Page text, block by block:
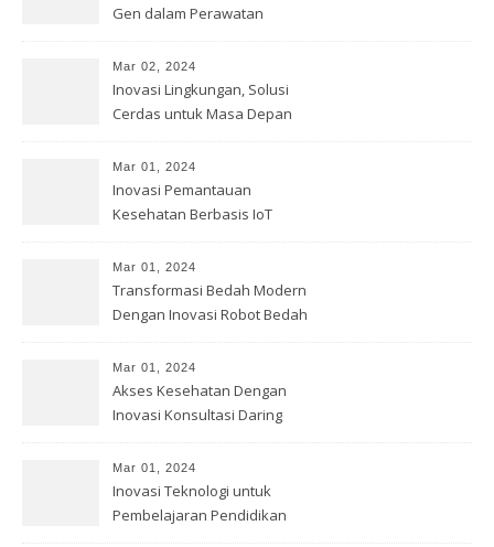
Gen dalam Perawatan
Mar 02, 2024
Inovasi Lingkungan, Solusi
Cerdas untuk Masa Depan
Mar 01, 2024
Inovasi Pemantauan
Kesehatan Berbasis IoT
Mar 01, 2024
Transformasi Bedah Modern
Dengan Inovasi Robot Bedah
Mar 01, 2024
Akses Kesehatan Dengan
Inovasi Konsultasi Daring
Mar 01, 2024
Inovasi Teknologi untuk
Pembelajaran Pendidikan